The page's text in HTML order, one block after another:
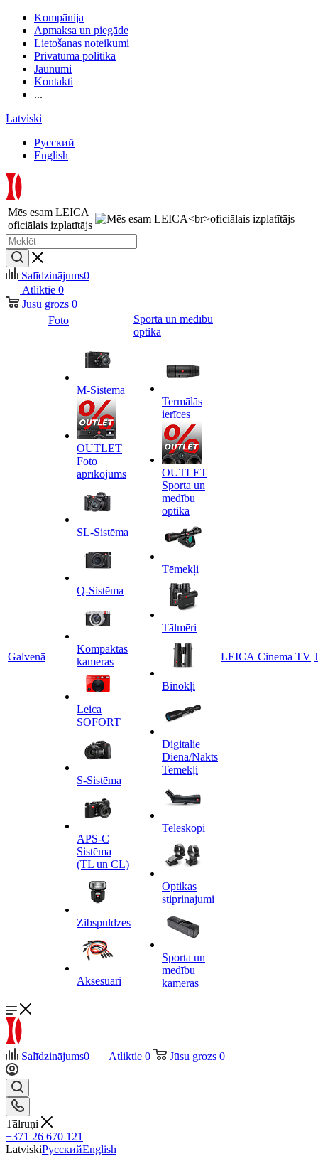
Kompānija
Apmaksa un piegāde
Lietošanas noteikumi
Privātuma politika
Jaunumi
Kontakti
...
Latviski
Русский
English
Mēs esam LEICA
oficiālais izplatītājs
Salīdzinājums0
Atliktie 0
Jūsu grozs 0
Galvenā
Foto
M-Sistēma
OUTLET
Foto
aprīkojums
SL-Sistēma
Q-Sistēma
Kompaktās
kameras
Leica
SOFORT
S-Sistēma
APS-C
Sistēma
(TL un CL)
Zibspuldzes
Aksesuāri
Sporta un medību
optika
Termālās
ierīces
OUTLET
Sporta un
medību
optika
Tēmekļi
Tālmēri
Binokļi
Digitalie
Diena/Nakts
Temekļi
Teleskopi
Optikas
stiprinajumi
Sporta un
medību
kameras
LEICA Cinema TV
Salīdzinājums0 Atliktie 0 Jūsu grozs 0
Tālruņi
+371 26 670 121
LatviskiРусскийEnglish